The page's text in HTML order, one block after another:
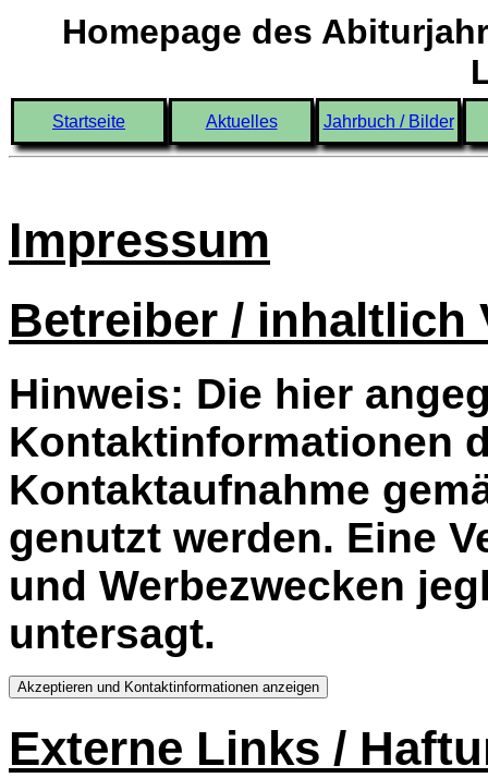
Homepage des
Startseite Aktuelles Jahrbuch / Bilder
Impressum
Betreiber / inhaltlich
Hinweis: Die hier
Kontaktinformationen
Kontaktaufnahme
genutzt werden. Eine
und Werbezwecken
untersagt.
Externe Links /